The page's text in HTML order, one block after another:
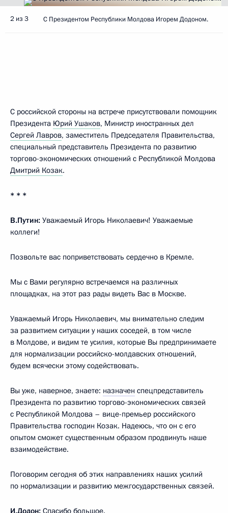
2 из 3 С Президентом Республики Молдова Игорем Додоном.
С российской стороны на встрече присутствовали помощник
Президента Юрий Ушаков, Министр иностранных дел
Сергей Лавров, заместитель Председателя Правительства,
специальный представитель Президента по развитию
торгово-экономических отношений с Республикой Молдова
Дмитрий Козак.
* * *
В.Путин: Уважаемый Игорь Николаевич! Уважаемые
коллеги!
Позвольте вас поприветствовать сердечно в Кремле.
Мы с Вами регулярно встречаемся на различных
площадках, на этот раз рады видеть Вас в Москве.
Уважаемый Игорь Николаевич, мы внимательно следим
за развитием ситуации у наших соседей, в том числе
в Молдове, и видим те усилия, которые Вы предпринимаете
для нормализации российско-молдавских отношений,
будем всячески этому содействовать.
Вы уже, наверное, знаете: назначен спецпредставитель
Президента по развитию торгово-экономических связей
с Республикой Молдова – вице-премьер российского
Правительства господин Козак. Надеюсь, что он с его
опытом сможет существенным образом продвинуть наше
взаимодействие.
Поговорим сегодня об этих направлениях наших усилий
по нормализации и развитию межгосударственных связей.
И.Додон: Спасибо большое.